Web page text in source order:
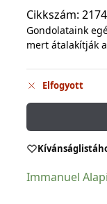
Cikkszám:
Gondolataink
mert átalakítják
Elfogyott
Immanuel